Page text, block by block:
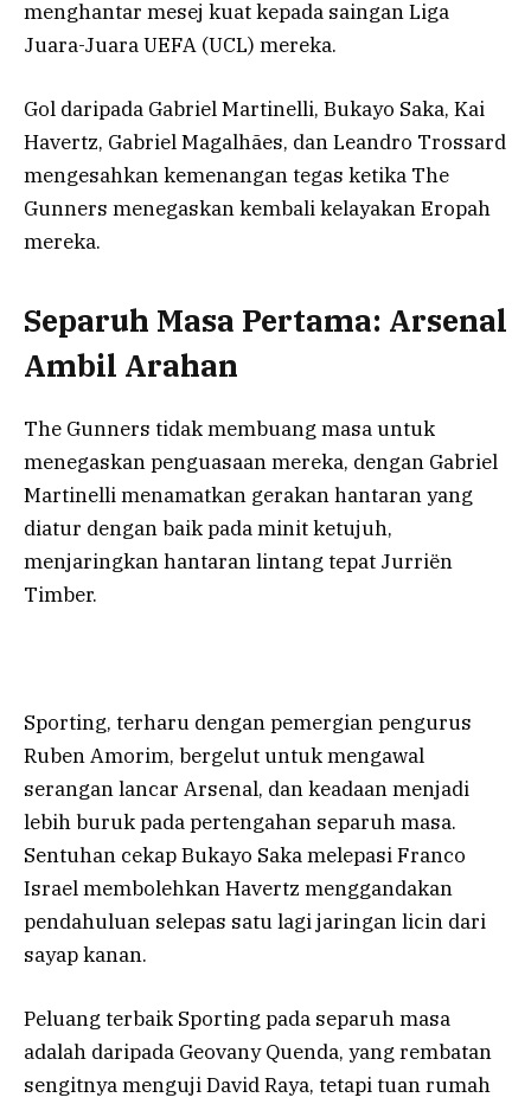
menghantar mesej kuat kepada saingan Liga
Juara-Juara UEFA (UCL) mereka.
Gol daripada Gabriel Martinelli, Bukayo Saka, Kai
Havertz, Gabriel Magalhães, dan Leandro Trossard
mengesahkan kemenangan tegas ketika The
Gunners menegaskan kembali kelayakan Eropah
mereka.
Separuh Masa Pertama: Arsenal
Ambil Arahan
The Gunners tidak membuang masa untuk
menegaskan penguasaan mereka, dengan Gabriel
Martinelli menamatkan gerakan hantaran yang
diatur dengan baik pada minit ketujuh,
menjaringkan hantaran lintang tepat Jurriën
Timber.
Sporting, terharu dengan pemergian pengurus
Ruben Amorim, bergelut untuk mengawal
serangan lancar Arsenal, dan keadaan menjadi
lebih buruk pada pertengahan separuh masa.
Sentuhan cekap Bukayo Saka melepasi Franco
Israel membolehkan Havertz menggandakan
pendahuluan selepas satu lagi jaringan licin dari
sayap kanan.
Peluang terbaik Sporting pada separuh masa
adalah daripada Geovany Quenda, yang rembatan
sengitnya menguji David Raya, tetapi tuan rumah